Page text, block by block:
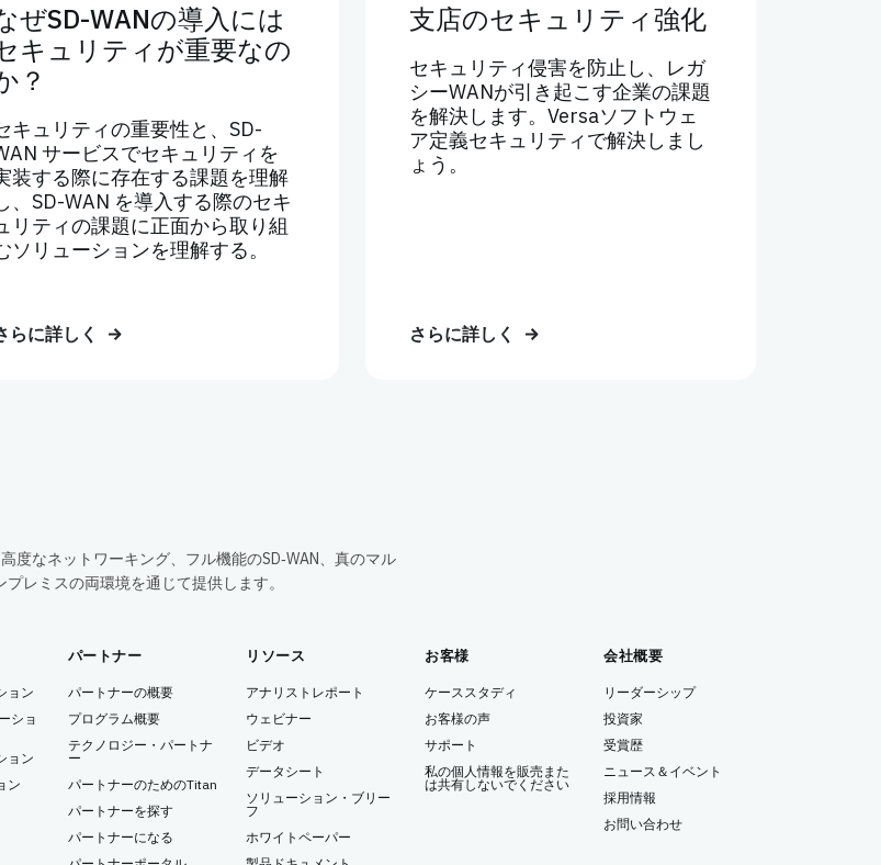
ぜSD-WANの導入には
キュリティが重要なの
？
キュリティの重要性と、SD-
サービスでセキュリティを
装する際に存在する課題を理解
、SD-WAN を導入する際のセキ
リティの課題に正面から取り組
ソリューションを理解する。
らに詳しく
支店のセキュリティ強化
セキュリティ侵害を防止し、レガ
シーWANが引き起こす企業の課題
を解決します。Versaソフトウェ
ア定義セキュリティで解決しまし
ょう。
さらに詳しく
度なネットワーキング、フル機能のSD‑WAN、真のマル
レミスの両環境を通じて提供します。
ョン
ショ
ョン
ン
パートナー
パートナーの概要
プログラム概要
テクノロジー・パートナ
ー
パートナーのためのTitan
パートナーを探す
パートナーになる
リソース
アナリストレポート
ウェビナー
ビデオ
データシート
ソリューション・ブリー
フ
ホワイトペーパー
お客様
ケーススタディ
お客様の声
サポート
私の個人情報を販売また
は共有しないでください
会社概要
リーダーシップ
投資家
受賞歴
ニュース＆イベント
採用情報
お問い合わせ